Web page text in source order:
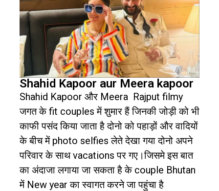
Shahid Kapoor aur Meera kapoor
Shahid Kapoor और Meera Rajput filmy
जगत केfit couplesमें शुमार हैं जिनकी जोड़ी को भी
काफी पसंद किया जाता है दोनो को पहाड़ों और वादियों
के बीच मेंphoto selfiesलेते देखा गया दोनो अपने
परिवार के साथvacationsपर गए।जिसमे इस बात
का अंदाजा लगाया जा सकता है के couple Bhutan
में New yearका स्वागत करने जा पहुंचा है